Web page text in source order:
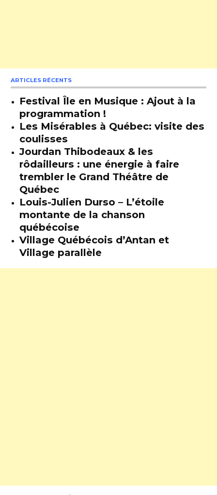
ARTICLES RÉCENTS
Festival Île en Musique : Ajout à la
programmation !
Les Misérables à Québec: visite des
coulisses
Jourdan Thibodeaux & les
rôdailleurs : une énergie à faire
trembler le Grand Théâtre de
Québec
Louis-Julien Durso – L’étoile
montante de la chanson
québécoise
Village Québécois d’Antan et
Village parallèle